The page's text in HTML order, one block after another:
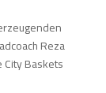
Reza
Baskets